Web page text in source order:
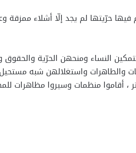
حرّيتها لم يجد إلّا أشلاء ممزقة
النساء ومنحهن الحرّية والحقوق
والطاهرات واستغلالهن شبه
أقاموا منظمات وسيروا مظاهرات